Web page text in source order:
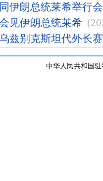
伊朗总统莱希举行
见伊朗总统莱希
兹别克斯坦代外长
中华人民共和国